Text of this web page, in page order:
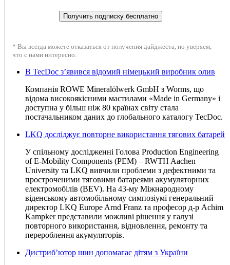
* Вы всегда можете отказаться от получения дайджеста, но уверяем,
что с нами интересно.
В TecDoc з’явився відомий німецький виробник олив
Компанія ROWE Mineralölwerk GmbH з Worms, що
відома високоякісними мастилами «Made in Germany» і
доступна у більш ніж 80 країнах світу стала
постачальником даних до глобального каталогу TecDoc.
LKQ досліджує повторне використання тягових батарей
У спільному дослідженні Голова Production Engineering
of E-Mobility Components (PEM) – RWTH Aachen
University та LKQ вивчили проблеми з дефектними та
простроченими тяговими батареями акумуляторних
електромобілів (BEV). На 43-му Міжнародному
віденському автомобільному симпозіумі генеральний
директор LKQ Europe Arnd Franz та професор д-р Achim
Kampker представили можливі рішення у галузі
повторного використання, відновлення, ремонту та
перероблення акумуляторів.
Дистриб’ютор шин допомагає дітям з України